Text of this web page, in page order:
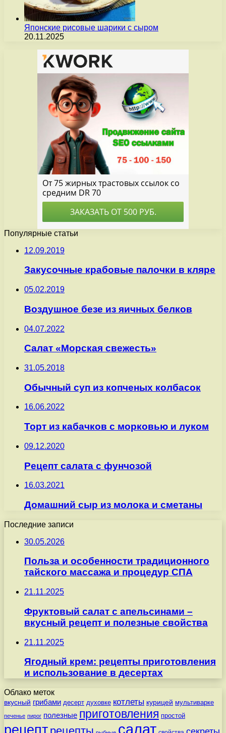
Японские рисовые шарики с сыром
20.11.2025
Популярные статьи
12.09.2019
Закусочные крабовые палочки в кляре
05.02.2019
Воздушное безе из яичных белков
04.07.2022
Салат «Морская свежесть»
31.05.2018
Обычный суп из копченых колбасок
16.06.2022
Торт из кабачков с морковью и луком
09.12.2020
Рецепт салата с фунчозой
16.03.2021
Домашний сыр из молока и сметаны
Последние записи
30.05.2026
Польза и особенности традиционного
тайского массажа и процедур СПА
21.11.2025
Фруктовый салат с апельсинами –
вкусный рецепт и полезные свойства
21.11.2025
Ягодный крем: рецепты приготовления
и использование в десертах
Облако меток
вкусный грибами десерт духовке котлеты курицей мультиварке
печенье пирог полезные приготовления простой
салат